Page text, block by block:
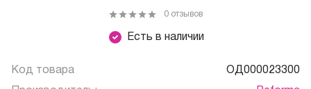
Есть в наличии
0 отзывов
Код товара ОД000023300